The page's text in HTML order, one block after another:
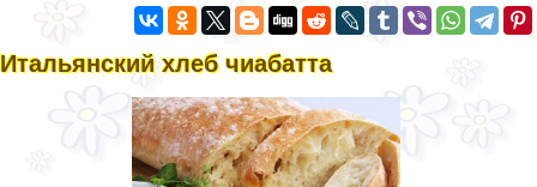
Итальянский хлеб чиабатта